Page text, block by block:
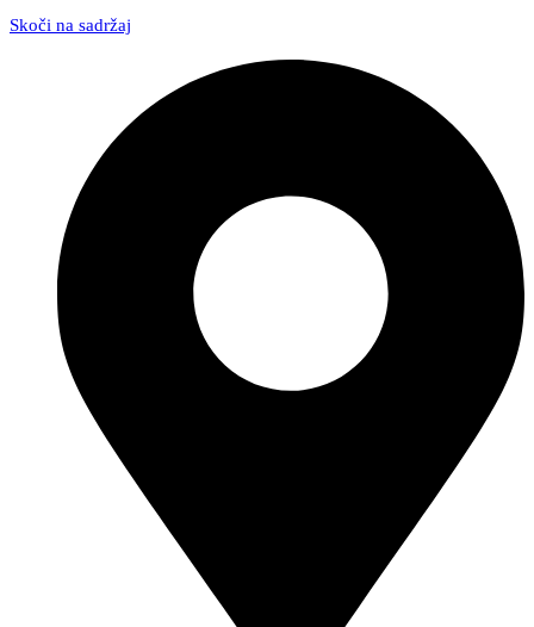
Skoči na sadržaj